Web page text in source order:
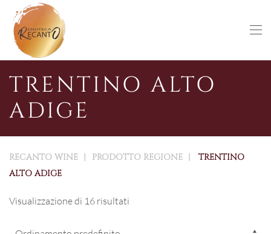
Skip to main content
TRENTINO ALTO
ADIGE
RECANTO WINE PRODOTTO REGIONE
TRENTINO
ALTO ADIGE
Visualizzazione di 16 risultati